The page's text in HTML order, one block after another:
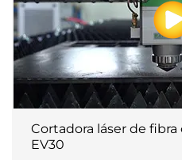
Cortadora láser de
EV30